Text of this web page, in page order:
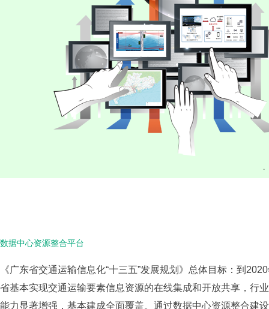
数据中心资源整合平台
《广东省交通运输信息化“十三五”发展规划》总体目标：到
省基本实现交通运输要素信息资源的在线集成和开放共享，行
能力显著增强，基本建成全面覆盖。通过数据中心资源整合建